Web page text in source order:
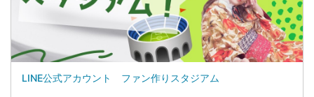
LINE公式アカウント ファン作りスタジアム